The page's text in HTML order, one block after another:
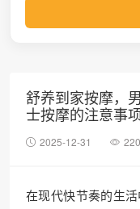
舒养到家按摩，
士按摩的注意事
2025-12-31 220
在现代快节奏的生